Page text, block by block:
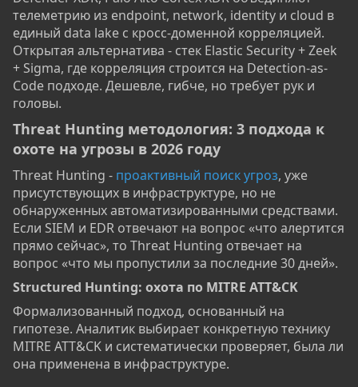
телеметрию из endpoint, network, identity и cloud в
единый data lake с кросс-доменной корреляцией.
Открытая альтернатива - стек Elastic Security + Zeek
+ Sigma, где корреляция строится на Detection-as-
Code подходе. Дешевле, гибче, но требует рук и
головы.
Threat Hunting методология: 3 подхода к
охоте на угрозы в 2026 году​
Threat Hunting - проактивный поиск угроз, уже
присутствующих в инфраструктуре, но не
обнаруженных автоматизированными средствами.
Если SIEM и EDR отвечают на вопрос «что алертится
прямо сейчас», то Threat Hunting отвечает на
вопрос «что мы пропустили за последние 30 дней».
Structured Hunting: охота по MITRE ATT&CK​
Формализованный подход, основанный на
гипотезе. Аналитик выбирает конкретную технику
MITRE ATT&CK и систематически проверяет, была ли
она применена в инфраструктуре.